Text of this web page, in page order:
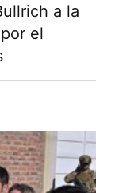
a la
el